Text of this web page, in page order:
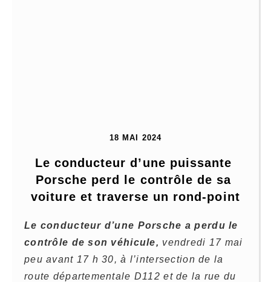
18 MAI 2024
Le conducteur d’une puissante
Porsche perd le contrôle de sa
voiture et traverse un rond-point
Le conducteur d’une Porsche a perdu le
contrôle de son véhicule, vendredi 17 mai
peu avant 17 h 30, à l’intersection de la
route départementale D112 et de la rue du